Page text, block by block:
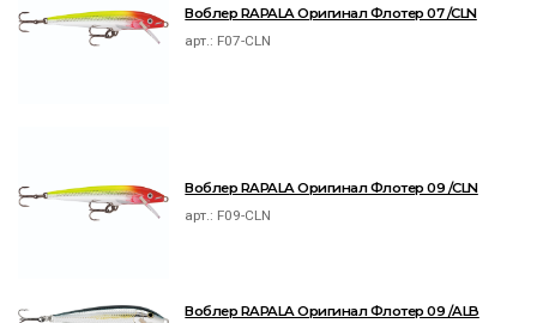
Воблер RAPALA Оригинал Флотер 07 /CLN
арт.: F07-CLN
Воблер RAPALA Оригинал Флотер 09 /CLN
арт.: F09-CLN
Воблер RAPALA Оригинал Флотер 09 /ALB